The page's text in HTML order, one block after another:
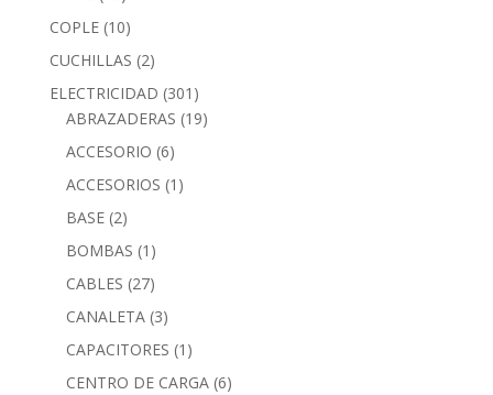
COPLE (10)
CUCHILLAS (2)
ELECTRICIDAD (301)
ABRAZADERAS (19)
ACCESORIO (6)
ACCESORIOS (1)
BASE (2)
BOMBAS (1)
CABLES (27)
CANALETA (3)
CAPACITORES (1)
CENTRO DE CARGA (6)